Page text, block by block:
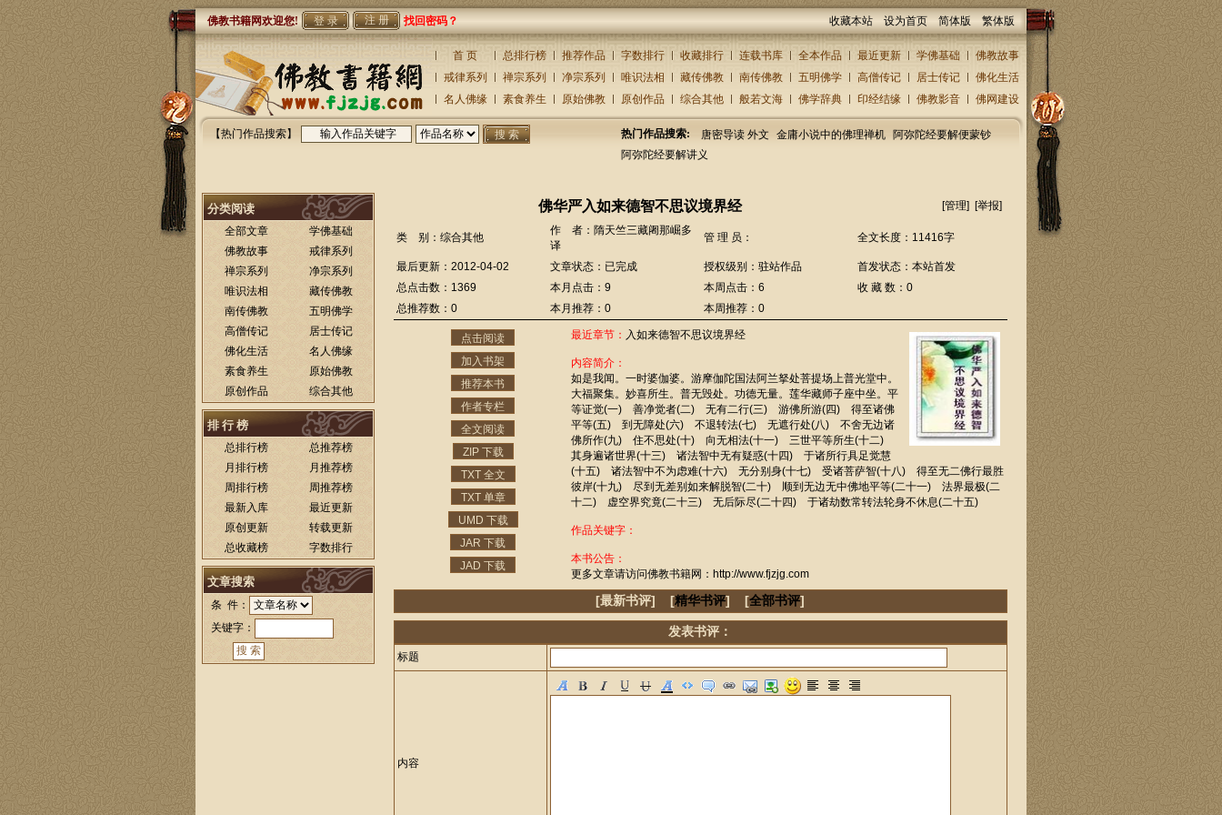
佛教书籍网欢迎您! 注 册 找回密码？ 收藏本站 设为首页 简体版 繁体版
首 页 总排行榜 推荐作品 字数排行 收藏排行 连载书库 全本作品 最近更新 学佛基础
佛教故事
戒律系列
禅宗系列 净宗系列 唯识法相 藏传佛教 南传佛教 五明佛学 高僧传记 居士传记
佛化生活
名人佛缘
素食养生 原始佛教 原创作品 综合其他 般若文海 佛学辞典 印经结缘 佛教影音 佛网建设
【热门作品搜索】 热门作品搜索: 唐密导读 外文 金庸小说中的佛理禅机
阿弥陀经要解便蒙钞
阿弥陀经要解讲义
分类阅读
全部文章
学佛基础
佛教故事
戒律系列
禅宗系列
净宗系列
唯识法相
藏传佛教
南传佛教
五明佛学
高僧传记
居士传记
佛化生活
名人佛缘
素食养生
原始佛教
原创作品
综合其他
排 行 榜
总排行榜
总推荐榜
月排行榜
月推荐榜
周排行榜
周推荐榜
最新入库
最近更新
原创更新
转载更新
总收藏榜
字数排行
文章搜索
条 件：
关键字：
佛华严入如来德智不思议境界经 [管理] [举报]
类 别：综合其他
作 者：隋天竺三藏阇那崛多
译
管 理 员： 全文长度：11416字
最后更新：2012-04-02 文章状态：已完成 授权级别：驻站作品
首发状态：本站首发
总点击数：1369
本月点击：9 本周点击：6
收 藏 数：0
总推荐数：0
本月推荐：0 本周推荐：0
点击阅读
加入书架
推荐本书
作者专栏
全文阅读
ZIP 下载
TXT 全文
TXT 单章
UMD 下载
JAR 下载
JAD 下载
最近章节： 入如来德智不思议境界经
内容简介：
如是我闻。一时婆伽婆。游摩伽陀国法阿兰拏处菩提场上普光堂中。
大福聚集。妙喜所生。普无毁处。功德无量。莲华藏师子座中坐。平
等证觉(一) 善净觉者(二) 无有二行(三) 游佛所游(四) 得至诸佛
平等(五) 到无障处(六) 不退转法(七) 无遮行处(八) 不舍无边诸
佛所作(九) 住不思处(十) 向无相法(十一) 三世平等所生(十二)
其身遍诸世界(十三) 诸法智中无有疑惑(十四) 于诸所行具足觉慧
(十五) 诸法智中不为虑难(十六) 无分别身(十七) 受诸菩萨智(十八) 得至无二佛行最胜
彼岸(十九) 尽到无差别如来解脱智(二十) 顺到无边无中佛地平等(二十一) 法界最极(二
十二) 虚空界究竟(二十三) 无后际尽(二十四) 于诸劫数常转法轮身不休息(二十五)
作品关键字：
本书公告：
更多文章请访问佛教书籍网：http://www.fjzjg.com
[最新书评] [精华书评] [全部书评]
发表书评：
标题
内容